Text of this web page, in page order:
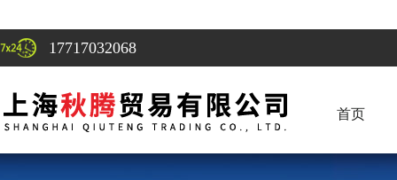
17717032068
首页